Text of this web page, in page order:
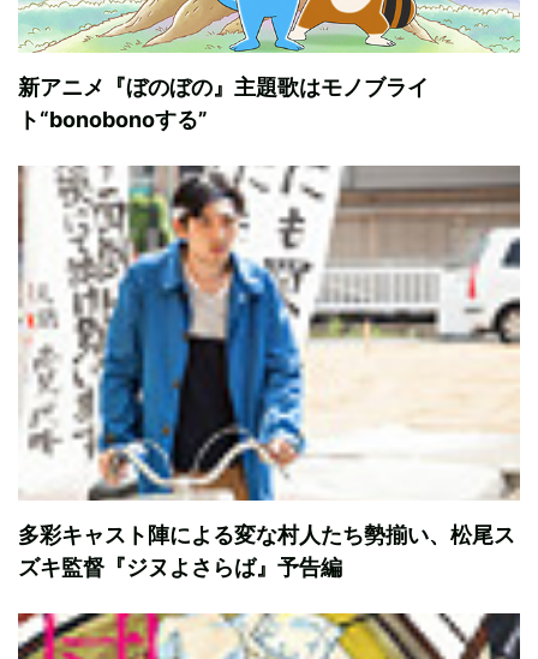
新アニメ『ぼのぼの』主題歌はモノブライ
ト“bonobonoする”
多彩キャスト陣による変な村人たち勢揃い、松尾ス
ズキ監督『ジヌよさらば』予告編